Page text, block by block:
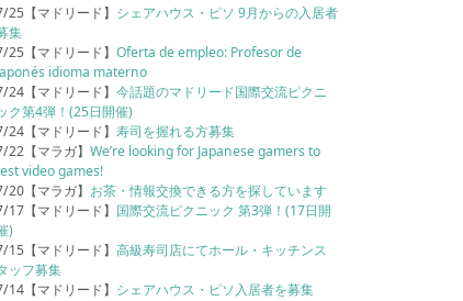
25【マドリード】 シェアハウス・ピソ 9月からの入居者
集
25【マドリード】Oferta de empleo: Profesor de
idioma materno
24【マドリード】今話題のマドリード国際交流ピクニ
ク第4弾！(25日開催)
24【マドリード】寿司を握れる方募集
22【マラガ】We’re looking for Japanese gamers to
video games!
20【マラガ】 お茶・情報交換できる方を探しています
17【マドリード】 国際交流ピクニック 第3弾！(17日開
)
15【マドリード】高級寿司店にてホール・キッチンス
ッフ募集
14【マドリード】 シェアハウス・ピソ入居者を募集